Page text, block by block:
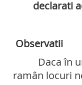
declarati
Observatii
Daca în
ramân locuri